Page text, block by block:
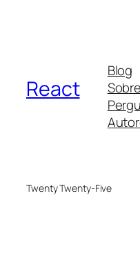
React
Blog
Sobre
Twenty Twenty-Five